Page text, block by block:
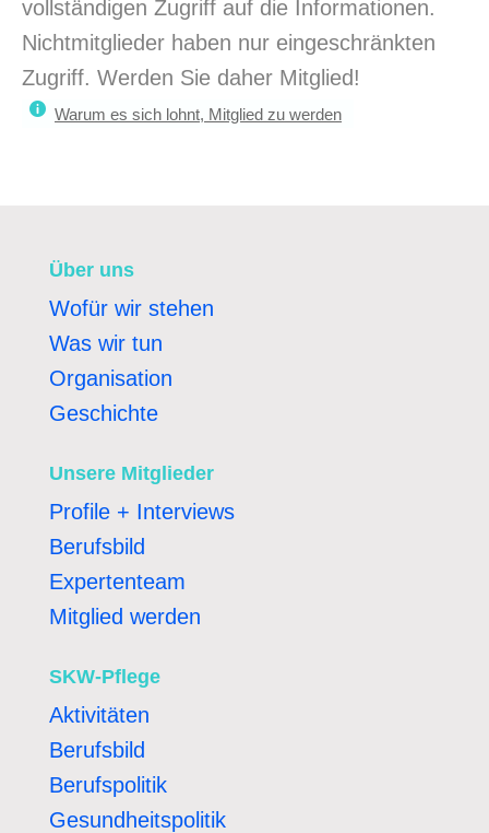
vollständigen Zugriff auf die Informationen.
Nichtmitglieder haben nur eingeschränkten
Zugriff. Werden Sie daher Mitglied!
Warum es sich lohnt, Mitglied zu werden
Über uns
Wofür wir stehen
Was wir tun
Organisation
Geschichte
Unsere Mitglieder
Profile + Interviews
Berufsbild
Expertenteam
Mitglied werden
SKW-Pflege
Aktivitäten
Berufsbild
Berufspolitik
Gesundheitspolitik